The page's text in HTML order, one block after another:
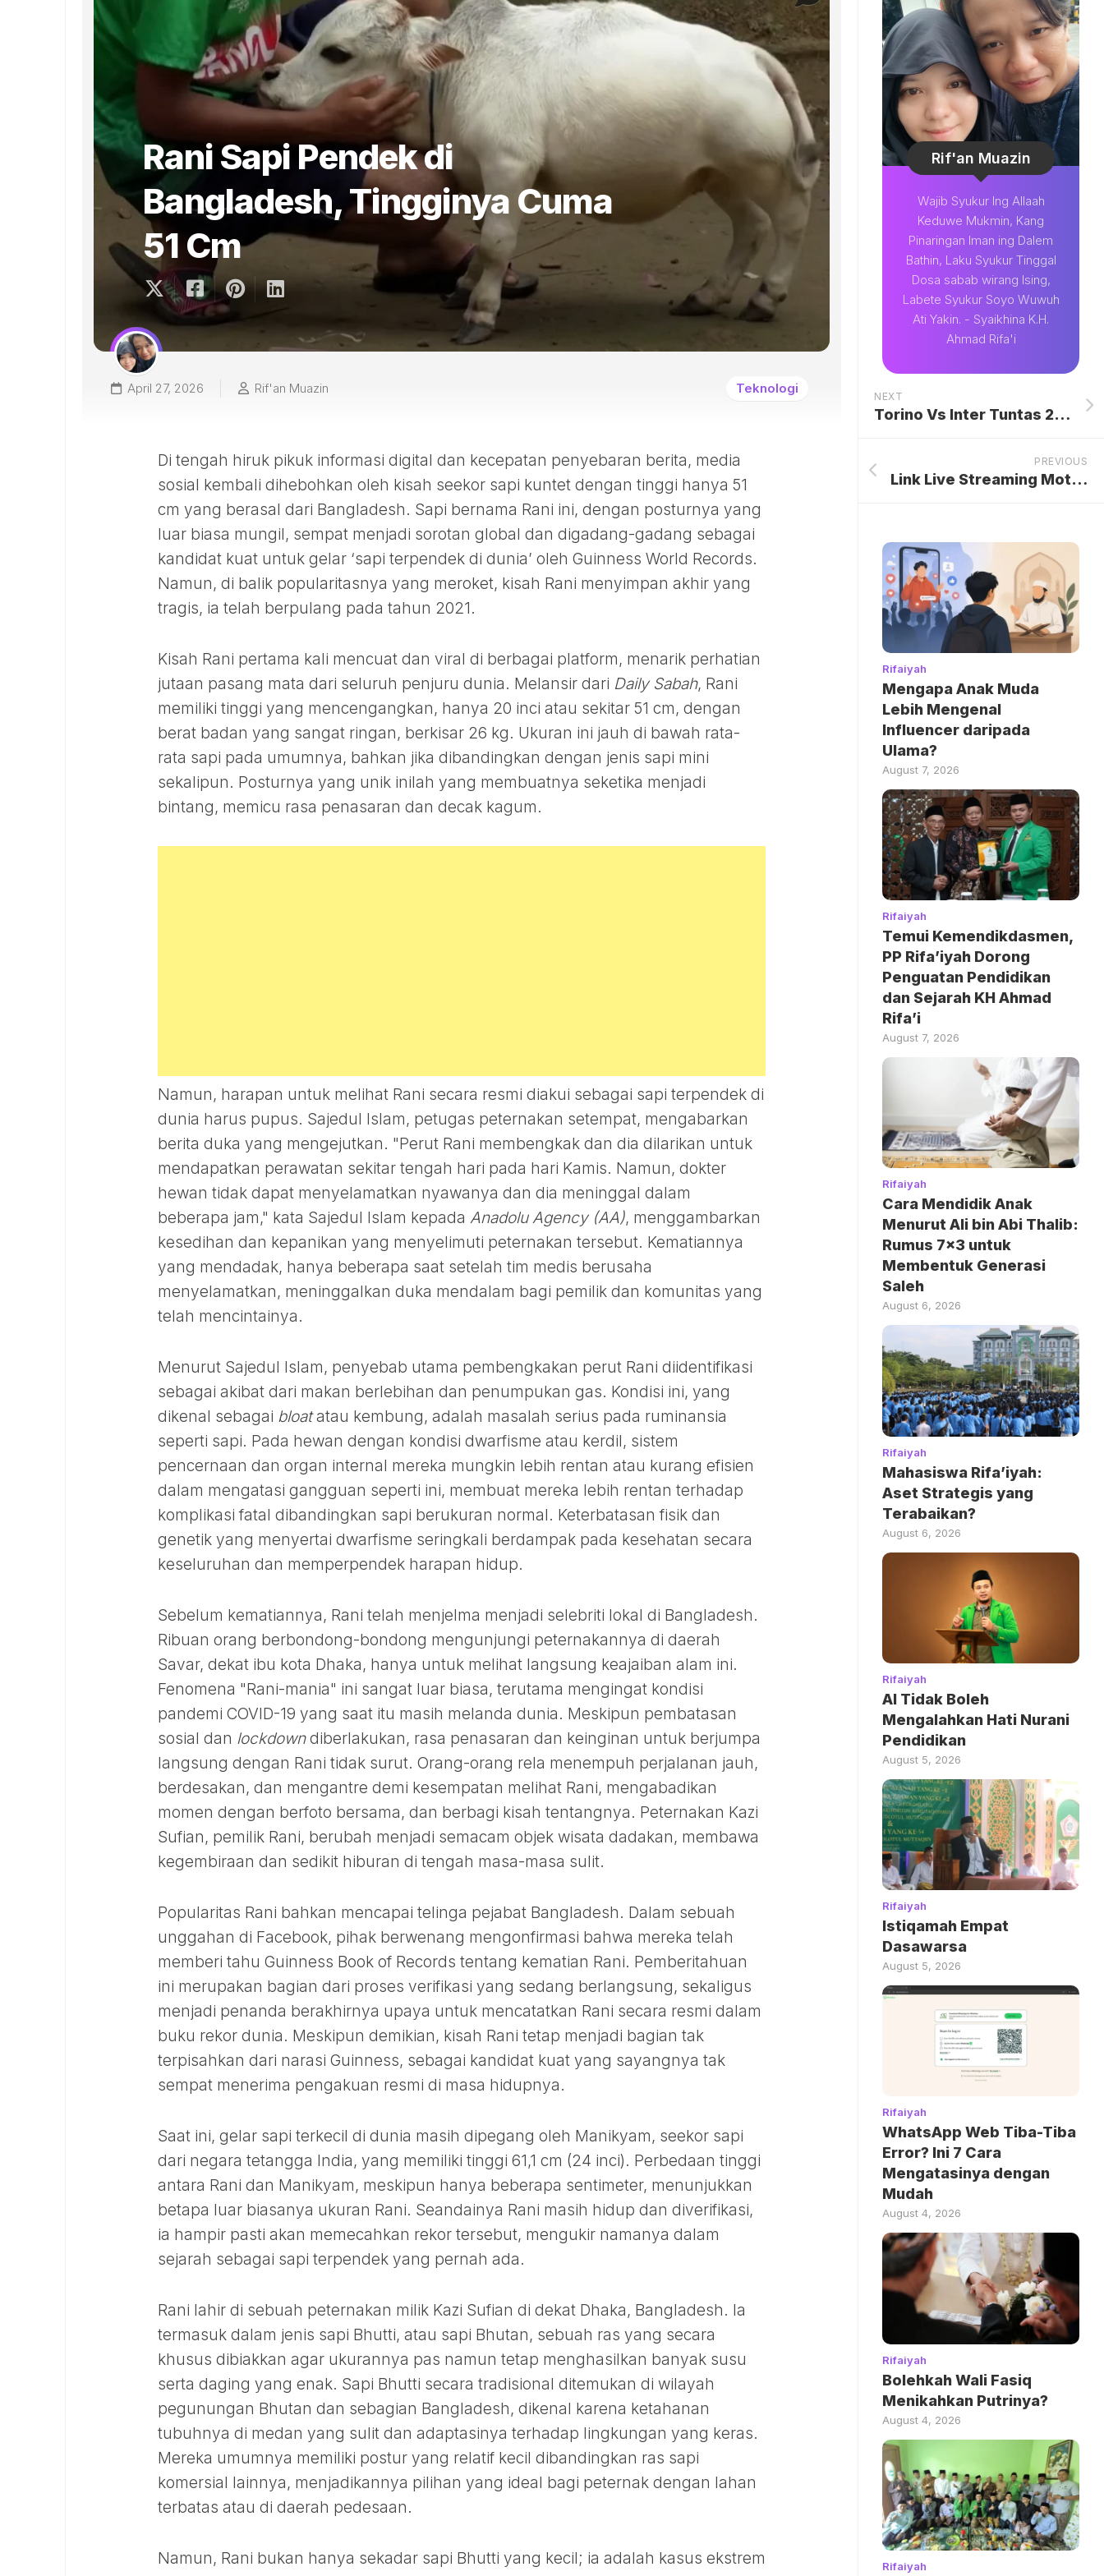
Rani Sapi Pendek di
Bangladesh, Tingginya Cuma
51 Cm
April 27, 2026 Rif'an Muazin Teknologi
Di tengah hiruk pikuk informasi digital dan kecepatan penyebaran berita, media
sosial kembali dihebohkan oleh kisah seekor sapi kuntet dengan tinggi hanya 51
cm yang berasal dari Bangladesh. Sapi bernama Rani ini, dengan posturnya yang
luar biasa mungil, sempat menjadi sorotan global dan digadang-gadang sebagai
kandidat kuat untuk gelar ‘sapi terpendek di dunia’ oleh Guinness World Records.
Namun, di balik popularitasnya yang meroket, kisah Rani menyimpan akhir yang
tragis, ia telah berpulang pada tahun 2021.
Kisah Rani pertama kali mencuat dan viral di berbagai platform, menarik perhatian
jutaan pasang mata dari seluruh penjuru dunia. Melansir dari Daily Sabah, Rani
memiliki tinggi yang mencengangkan, hanya 20 inci atau sekitar 51 cm, dengan
berat badan yang sangat ringan, berkisar 26 kg. Ukuran ini jauh di bawah rata-
rata sapi pada umumnya, bahkan jika dibandingkan dengan jenis sapi mini
sekalipun. Posturnya yang unik inilah yang membuatnya seketika menjadi
bintang, memicu rasa penasaran dan decak kagum.
Namun, harapan untuk melihat Rani secara resmi diakui sebagai sapi terpendek di
dunia harus pupus. Sajedul Islam, petugas peternakan setempat, mengabarkan
berita duka yang mengejutkan. "Perut Rani membengkak dan dia dilarikan untuk
mendapatkan perawatan sekitar tengah hari pada hari Kamis. Namun, dokter
hewan tidak dapat menyelamatkan nyawanya dan dia meninggal dalam
beberapa jam," kata Sajedul Islam kepada Anadolu Agency (AA), menggambarkan
kesedihan dan kepanikan yang menyelimuti peternakan tersebut. Kematiannya
yang mendadak, hanya beberapa saat setelah tim medis berusaha
menyelamatkan, meninggalkan duka mendalam bagi pemilik dan komunitas yang
telah mencintainya.
Menurut Sajedul Islam, penyebab utama pembengkakan perut Rani diidentifikasi
sebagai akibat dari makan berlebihan dan penumpukan gas. Kondisi ini, yang
dikenal sebagai bloatatau kembung, adalah masalah serius pada ruminansia
seperti sapi. Pada hewan dengan kondisi dwarfisme atau kerdil, sistem
pencernaan dan organ internal mereka mungkin lebih rentan atau kurang efisien
dalam mengatasi gangguan seperti ini, membuat mereka lebih rentan terhadap
komplikasi fatal dibandingkan sapi berukuran normal. Keterbatasan fisik dan
genetik yang menyertai dwarfisme seringkali berdampak pada kesehatan secara
keseluruhan dan memperpendek harapan hidup.
Sebelum kematiannya, Rani telah menjelma menjadi selebriti lokal di Bangladesh.
Ribuan orang berbondong-bondong mengunjungi peternakannya di daerah
Savar, dekat ibu kota Dhaka, hanya untuk melihat langsung keajaiban alam ini.
Fenomena "Rani-mania" ini sangat luar biasa, terutama mengingat kondisi
pandemi COVID-19 yang saat itu masih melanda dunia. Meskipun pembatasan
sosial dan lockdowndiberlakukan, rasa penasaran dan keinginan untuk berjumpa
langsung dengan Rani tidak surut. Orang-orang rela menempuh perjalanan jauh,
berdesakan, dan mengantre demi kesempatan melihat Rani, mengabadikan
momen dengan berfoto bersama, dan berbagi kisah tentangnya. Peternakan Kazi
Sufian, pemilik Rani, berubah menjadi semacam objek wisata dadakan, membawa
kegembiraan dan sedikit hiburan di tengah masa-masa sulit.
Popularitas Rani bahkan mencapai telinga pejabat Bangladesh. Dalam sebuah
unggahan di Facebook, pihak berwenang mengonfirmasi bahwa mereka telah
memberi tahu Guinness Book of Records tentang kematian Rani. Pemberitahuan
ini merupakan bagian dari proses verifikasi yang sedang berlangsung, sekaligus
menjadi penanda berakhirnya upaya untuk mencatatkan Rani secara resmi dalam
buku rekor dunia. Meskipun demikian, kisah Rani tetap menjadi bagian tak
terpisahkan dari narasi Guinness, sebagai kandidat kuat yang sayangnya tak
sempat menerima pengakuan resmi di masa hidupnya.
Saat ini, gelar sapi terkecil di dunia masih dipegang oleh Manikyam, seekor sapi
dari negara tetangga India, yang memiliki tinggi 61,1 cm (24 inci). Perbedaan tinggi
antara Rani dan Manikyam, meskipun hanya beberapa sentimeter, menunjukkan
betapa luar biasanya ukuran Rani. Seandainya Rani masih hidup dan diverifikasi,
ia hampir pasti akan memecahkan rekor tersebut, mengukir namanya dalam
sejarah sebagai sapi terpendek yang pernah ada.
Rani lahir di sebuah peternakan milik Kazi Sufian di dekat Dhaka, Bangladesh. Ia
termasuk dalam jenis sapi Bhutti, atau sapi Bhutan, sebuah ras yang secara
khusus dibiakkan agar ukurannya pas namun tetap menghasilkan banyak susu
serta daging yang enak. Sapi Bhutti secara tradisional ditemukan di wilayah
pegunungan Bhutan dan sebagian Bangladesh, dikenal karena ketahanan
tubuhnya di medan yang sulit dan adaptasinya terhadap lingkungan yang keras.
Mereka umumnya memiliki postur yang relatif kecil dibandingkan ras sapi
komersial lainnya, menjadikannya pilihan yang ideal bagi peternak dengan lahan
terbatas atau di daerah pedesaan.
Namun, Rani bukan hanya sekadar sapi Bhutti yang kecil; ia adalah kasus ekstrem
Rif'an Muazin
Wajib Syukur Ing Allaah
Keduwe Mukmin, Kang
Pinaringan Iman ing Dalem
Bathin, Laku Syukur Tinggal
Dosa sabab wirang Ising,
Labete Syukur Soyo Wuwuh
Ati Yakin. - Syaikhina K.H.
Ahmad Rifa'i
NEXT
Torino Vs Inter Tuntas 2-2, Nerazzurri Kehilangan Poin Penuh di Markas Il Toro
PREVIOUS
Link Live Streaming MotoGP Spanyol 2026: Perebutan Takhta Jerez dan Duel Sengit Para Bintang
Rifaiyah
Mengapa Anak Muda
Lebih Mengenal
Influencer daripada
Ulama?
August 7, 2026
Rifaiyah
Temui Kemendikdasmen,
PP Rifa’iyah Dorong
Penguatan Pendidikan
dan Sejarah KH Ahmad
Rifa’i
August 7, 2026
Rifaiyah
Cara Mendidik Anak
Menurut Ali bin Abi Thalib:
Rumus 7×3 untuk
Membentuk Generasi
Saleh
August 6, 2026
Rifaiyah
Mahasiswa Rifa’iyah:
Aset Strategis yang
Terabaikan?
August 6, 2026
Rifaiyah
AI Tidak Boleh
Mengalahkan Hati Nurani
Pendidikan
August 5, 2026
Rifaiyah
Istiqamah Empat
Dasawarsa
August 5, 2026
Rifaiyah
WhatsApp Web Tiba-Tiba
Error? Ini 7 Cara
Mengatasinya dengan
Mudah
August 4, 2026
Rifaiyah
Bolehkah Wali Fasiq
Menikahkan Putrinya?
August 4, 2026
Rifaiyah